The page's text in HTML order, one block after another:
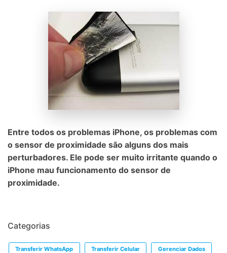
Entre todos os problemas iPhone, os problemas com
o sensor de proximidade são alguns dos mais
perturbadores. Ele pode ser muito irritante quando o
iPhone mau funcionamento do sensor de
proximidade.
Categorias
Transferir WhatsApp Transferir Celular Gerenciar Dados